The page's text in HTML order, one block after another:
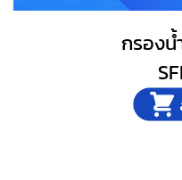
กรองน้